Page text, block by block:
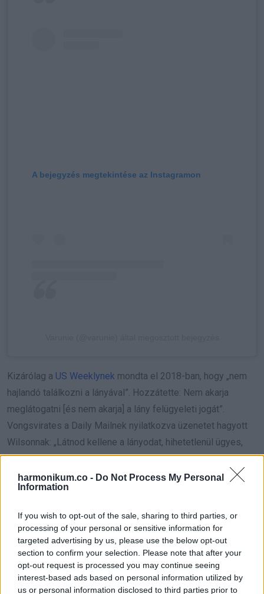
harmonikum.co - Do Not Process My Personal
Information
If you wish to opt-out of the sale, sharing to third parties, or
processing of your personal or sensitive information for
targeted advertising by us, please use the below opt-out
section to confirm your selection. Please note that after your
opt-out request is processed you may continue seeing
interest-based ads based on personal information utilized by
us or personal information disclosed to third parties prior to
A bejegyzés megtekintése az Instagramon
Kizárólag a US Weeklynek mondta el 2018-ban, hogy „nem
hajlandó találkozni a lányával”. Hozzátette: Nem akarja
meglátogatni [és nem akarja] a lány felügyeleti jogát”.
Vongsvirates a Daily Mailnek nyilatkozva üzenetet hagyott
Wilsonnak: „Látnod kellene a lányodat, hihetetlenül ügyes,
nagyon lemaradsz róla. Pont úgy néz ki, mint te”. Owennek
Laylán kívül még két másik fia van volt párjával. A
színésznek van egy 10 éves, Robert nevű fia volt
el. Caroline Lindqvist fitneszedzővel pedig egy hatéves,
Finn nevű gyermekük van – írja a Daily Mail.